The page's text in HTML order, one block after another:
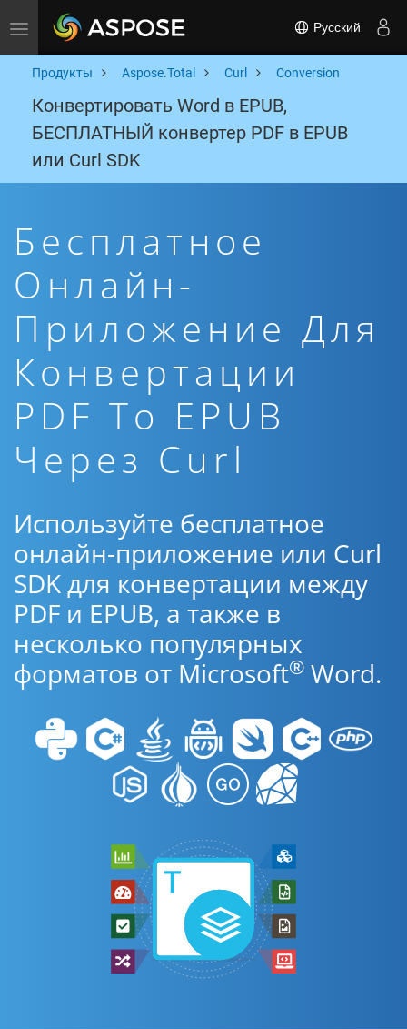
Toggle navigation Русский
Продукты Aspose.Total Curl Conversion
Конвертировать Word в EPUB,
БЕСПЛАТНЫЙ конвертер PDF в EPUB
или Curl SDK
Бесплатное
Онлайн-
Приложение Для
Конвертации
PDF To EPUB
Через Curl
Используйте бесплатное
онлайн-приложение или Curl
SDK для конвертации между
PDF и EPUB, а также в
несколько популярных
форматов от Microsoft® Word.